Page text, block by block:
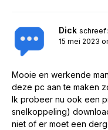
Dick schreef:
15 mei 2023
Mooie en werkende
deze pc aan te maken
Ik probeer nu ook een
snelkoppeling)
niet of er moet een